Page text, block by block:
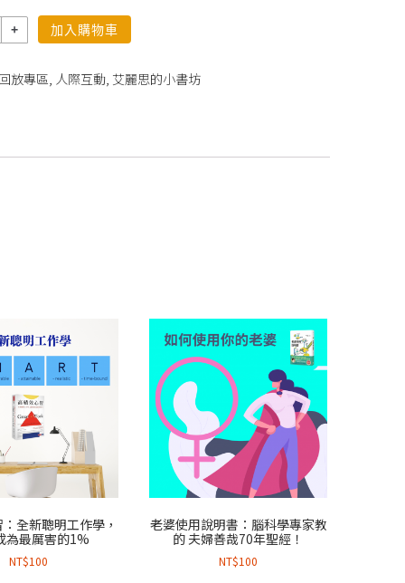
加入購物車
放專區, 人際互動, 艾麗思的小書坊
全新聰明工作學，
為最厲害的1%
NT$100
老婆使用說明書：腦科學專家教
的 夫婦善哉70年聖經！
NT$100